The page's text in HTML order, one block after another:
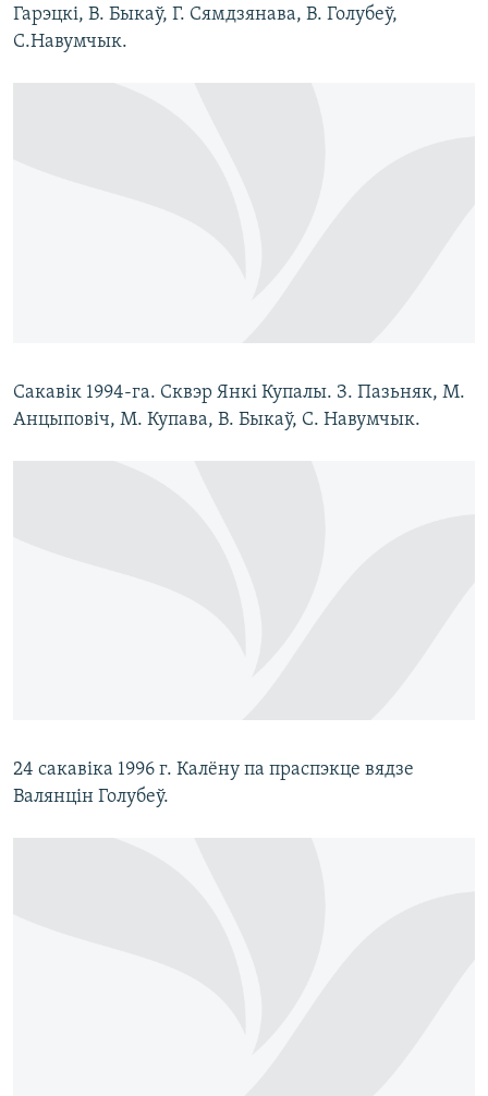
Гарэцкі, В. Быкаў, Г. Сямдзянава, В. Голубеў,
С.Навумчык.
Сакавік 1994-га. Сквэр Янкі Купалы. З. Пазьняк, М.
Анцыповіч, М. Купава, В. Быкаў, С. Навумчык.
24 сакавіка 1996 г. Калёну па праспэкце вядзе
Валянцін Голубеў.